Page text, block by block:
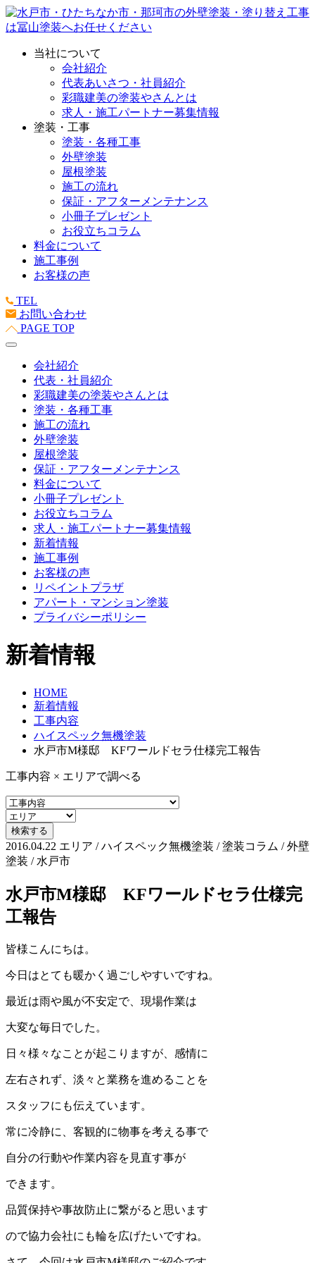
当社について
会社紹介
代表あいさつ・社員紹介
彩職建美の塗装やさんとは
求人・施工パートナー募集情報
塗装・工事
塗装・各種工事
外壁塗装
屋根塗装
施工の流れ
保証・アフターメンテナンス
小冊子プレゼント
お役立ちコラム
料金について
施工事例
お客様の声
TEL
お問い合わせ
PAGE TOP
会社紹介
代表・社員紹介
彩職建美の塗装やさんとは
塗装・各種工事
施工の流れ
外壁塗装
屋根塗装
保証・アフターメンテナンス
料金について
小冊子プレゼント
お役立ちコラム
求人・施工パートナー募集情報
新着情報
施工事例
お客様の声
リペイントプラザ
アパート・マンション塗装
プライバシーポリシー
新着情報
HOME
新着情報
工事内容
ハイスペック無機塗装
水戸市M様邸 KFワールドセラ仕様完工報告
工事内容 × エリアで調べる
2016.04.22 エリア / ハイスペック無機塗装 / 塗装コラム / 外壁
塗装 / 水戸市
水戸市M様邸 KFワールドセラ仕様完
工報告
皆様こんにちは。
今日はとても暖かく過ごしやすいですね。
最近は雨や風が不安定で、現場作業は
大変な毎日でした。
日々様々なことが起こりますが、感情に
左右されず、淡々と業務を進めることを
スタッフにも伝えています。
常に冷静に、客観的に物事を考える事で
自分の行動や作業内容を見直す事が
できます。
品質保持や事故防止に繋がると思います
ので協力会社にも輪を広げたいですね。